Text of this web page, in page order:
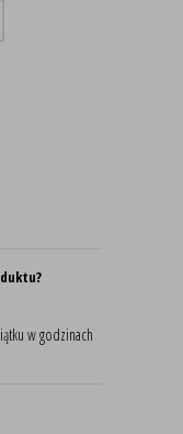
w godzinach